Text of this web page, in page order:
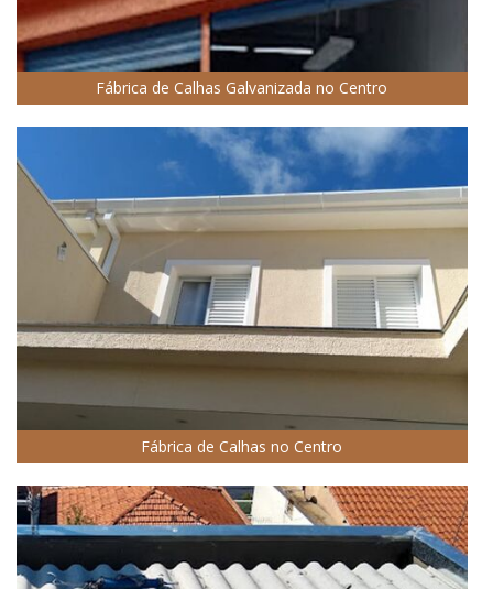
Fábrica de Calhas Galvanizada no Centro
Fábrica de Calhas no Centro